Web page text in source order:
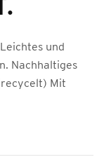
und
Nachhaltiges
Mit